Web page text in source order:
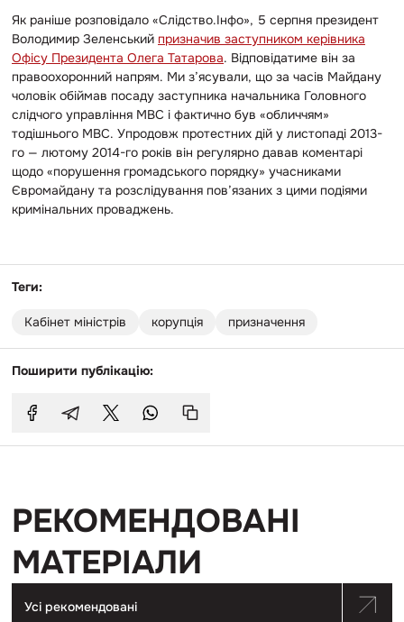
Як раніше розповідало «Слідство.Інфо», 5 серпня президент
Володимир Зеленський призначив заступником керівника
Офісу Президента Олега Татарова. Відповідатиме він за
правоохоронний напрям. Ми з’ясували, що за часів Майдану
чоловік обіймав посаду заступника начальника Головного
слідчого управління МВС і фактично був «обличчям»
тодішнього МВС. Упродовж протестних дій у листопаді 2013-
го — лютому 2014-го років він регулярно давав коментарі
щодо «порушення громадського порядку» учасниками
Євромайдану та розслідування пов’язаних з цими подіями
кримінальних проваджень.
Теги:
Кабінет міністрів корупція призначення
Поширити публікацію:
РЕКОМЕНДОВАНІ
МАТЕРІАЛИ
Усі рекомендовані